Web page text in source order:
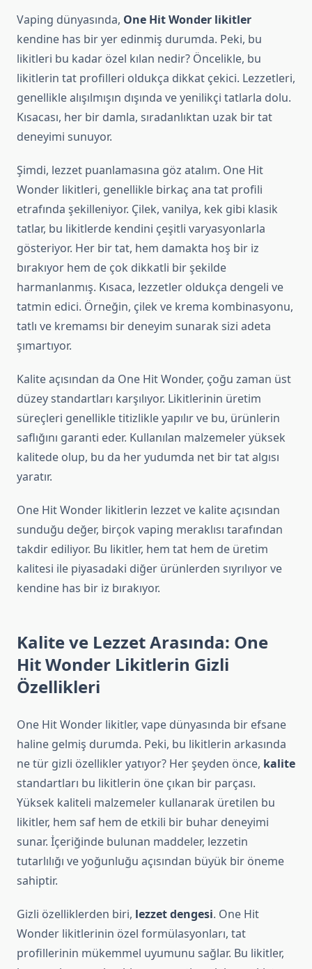
Vaping dünyasında, One Hit Wonder likitler
kendine has bir yer edinmiş durumda. Peki, bu
likitleri bu kadar özel kılan nedir? Öncelikle, bu
likitlerin tat profilleri oldukça dikkat çekici. Lezzetleri,
genellikle alışılmışın dışında ve yenilikçi tatlarla dolu.
Kısacası, her bir damla, sıradanlıktan uzak bir tat
deneyimi sunuyor.
Şimdi, lezzet puanlamasına göz atalım. One Hit
Wonder likitleri, genellikle birkaç ana tat profili
etrafında şekilleniyor. Çilek, vanilya, kek gibi klasik
tatlar, bu likitlerde kendini çeşitli varyasyonlarla
gösteriyor. Her bir tat, hem damakta hoş bir iz
bırakıyor hem de çok dikkatli bir şekilde
harmanlanmış. Kısaca, lezzetler oldukça dengeli ve
tatmin edici. Örneğin, çilek ve krema kombinasyonu,
tatlı ve kremamsı bir deneyim sunarak sizi adeta
şımartıyor.
Kalite açısından da One Hit Wonder, çoğu zaman üst
düzey standartları karşılıyor. Likitlerinin üretim
süreçleri genellikle titizlikle yapılır ve bu, ürünlerin
saflığını garanti eder. Kullanılan malzemeler yüksek
kalitede olup, bu da her yudumda net bir tat algısı
yaratır.
One Hit Wonder likitlerin lezzet ve kalite açısından
sunduğu değer, birçok vaping meraklısı tarafından
takdir ediliyor. Bu likitler, hem tat hem de üretim
kalitesi ile piyasadaki diğer ürünlerden sıyrılıyor ve
kendine has bir iz bırakıyor.
Kalite ve Lezzet Arasında: One
Hit Wonder Likitlerin Gizli
Özellikleri
One Hit Wonder likitler, vape dünyasında bir efsane
haline gelmiş durumda. Peki, bu likitlerin arkasında
ne tür gizli özellikler yatıyor? Her şeyden önce, kalite
standartları bu likitlerin öne çıkan bir parçası.
Yüksek kaliteli malzemeler kullanarak üretilen bu
likitler, hem saf hem de etkili bir buhar deneyimi
sunar. İçeriğinde bulunan maddeler, lezzetin
tutarlılığı ve yoğunluğu açısından büyük bir öneme
sahiptir.
Gizli özelliklerden biri, lezzet dengesi. One Hit
Wonder likitlerinin özel formülasyonları, tat
profillerinin mükemmel uyumunu sağlar. Bu likitler,